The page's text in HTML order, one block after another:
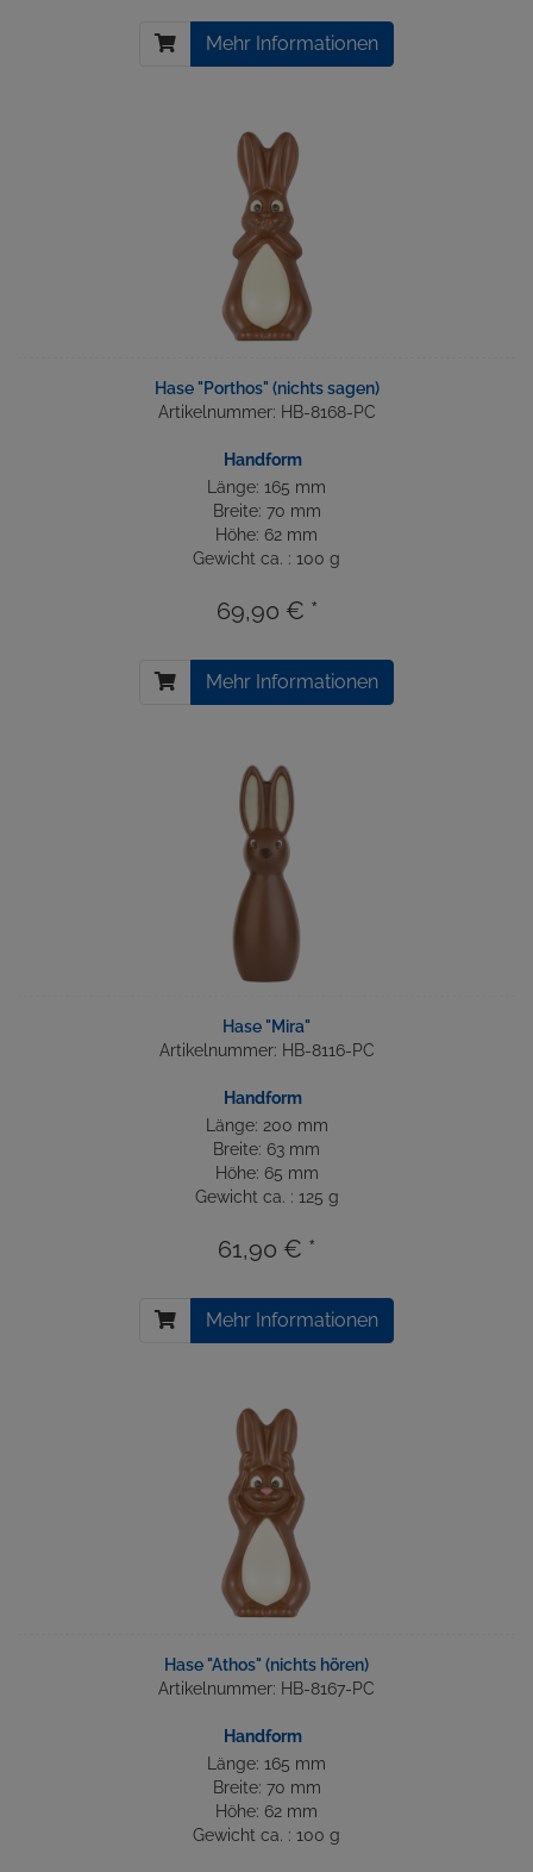
Mehr Informationen
Hase "Porthos" (nichts sagen)
Artikelnummer: HB-8168-PC
Handform
Länge: 165 mm
Breite: 70 mm
Höhe: 62 mm
Gewicht ca. : 100 g
69,90 € *
Mehr Informationen
Hase "Mira"
Artikelnummer: HB-8116-PC
Handform
Länge: 200 mm
Breite: 63 mm
Höhe: 65 mm
Gewicht ca. : 125 g
61,90 € *
Mehr Informationen
Hase "Athos" (nichts hören)
Artikelnummer: HB-8167-PC
Handform
Länge: 165 mm
Breite: 70 mm
Höhe: 62 mm
Gewicht ca. : 100 g